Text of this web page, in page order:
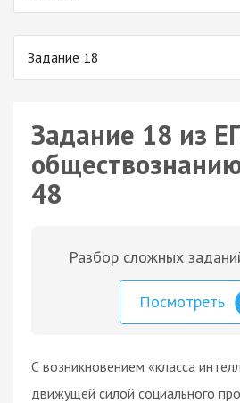
Задание 18
Задание 18 из
48
Разбор сложных
Посмотреть
С возникновением «класса
движущей силой социального